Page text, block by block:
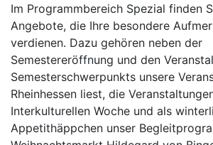
Im Programmbereich Spezial finden
Angebote, die Ihre besondere
verdienen. Dazu gehören neben der
Semestereröffnung und den
Semesterschwerpunkts unsere
Rheinhessen liest, die
Interkulturellen Woche und als
Appetithäppchen unser